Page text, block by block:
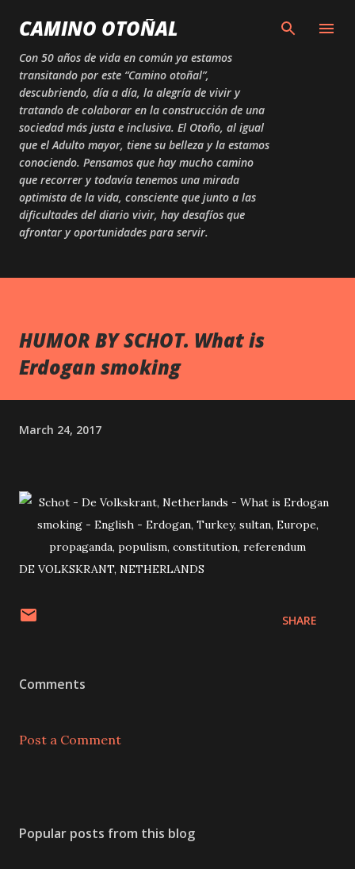
Skip to main content
CAMINO OTOÑAL
Con 50 años de vida en común ya estamos
transitando por este “Camino otoñal”,
descubriendo, día a día, la alegría de vivir y
tratando de colaborar en la construcción de una
sociedad más justa e inclusiva. El Otoño, al igual
que el Adulto mayor, tiene su belleza y la estamos
conociendo. Pensamos que hay mucho camino
que recorrer y todavía tenemos una mirada
optimista de la vida, consciente que junto a las
dificultades del diario vivir, hay desafíos que
afrontar y oportunidades para servir.
HUMOR BY SCHOT. What is
Erdogan smoking
March 24, 2017
DE VOLKSKRANT, NETHERLANDS
SHARE
Comments
Post a Comment
Popular posts from this blog